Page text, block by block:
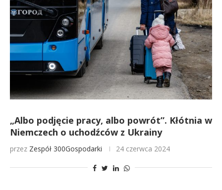
„Albo podjęcie pracy, albo powrót”. Kłótnia w
Niemczech o uchodźców z Ukrainy
przez Zespół 300Gospodarki 24 czerwca 2024